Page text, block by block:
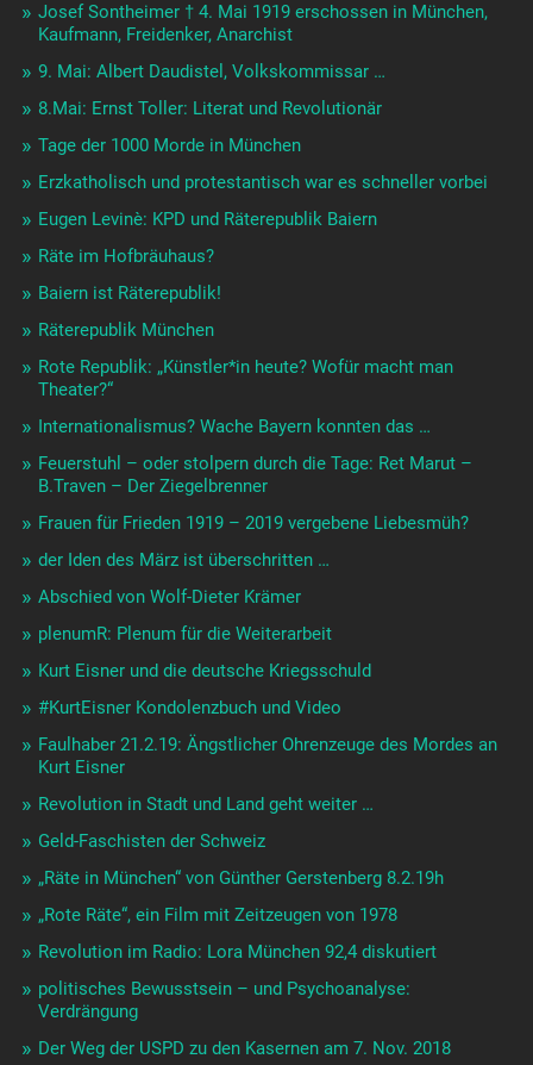
Josef Sontheimer † 4. Mai 1919 erschossen in München,
Kaufmann, Freidenker, Anarchist
9. Mai: Albert Daudistel, Volkskommissar …
8.Mai: Ernst Toller: Literat und Revolutionär
Tage der 1000 Morde in München
Erzkatholisch und protestantisch war es schneller vorbei
Eugen Levinè: KPD und Räterepublik Baiern
Räte im Hofbräuhaus?
Baiern ist Räterepublik!
Räterepublik München
Rote Republik: „Künstler*in heute? Wofür macht man
Theater?“
Internationalismus? Wache Bayern konnten das …
Feuerstuhl – oder stolpern durch die Tage: Ret Marut –
B.Traven – Der Ziegelbrenner
Frauen für Frieden 1919 – 2019 vergebene Liebesmüh?
der Iden des März ist überschritten …
Abschied von Wolf-Dieter Krämer
plenumR: Plenum für die Weiterarbeit
Kurt Eisner und die deutsche Kriegsschuld
#KurtEisner Kondolenzbuch und Video
Faulhaber 21.2.19: Ängstlicher Ohrenzeuge des Mordes an
Kurt Eisner
Revolution in Stadt und Land geht weiter …
Geld-Faschisten der Schweiz
„Räte in München“ von Günther Gerstenberg 8.2.19h
„Rote Räte“, ein Film mit Zeitzeugen von 1978
Revolution im Radio: Lora München 92,4 diskutiert
politisches Bewusstsein – und Psychoanalyse:
Verdrängung
Der Weg der USPD zu den Kasernen am 7. Nov. 2018